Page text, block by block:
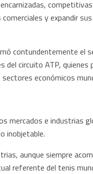
y expandir
contundentemente el
del circuito ATP,
económicos
mercados e industrias
inobjetable.
aunque siempre
referente del tenis